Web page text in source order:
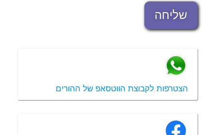
שליחה
הצטרפות לקבוצת הווטסאפ של ההורים